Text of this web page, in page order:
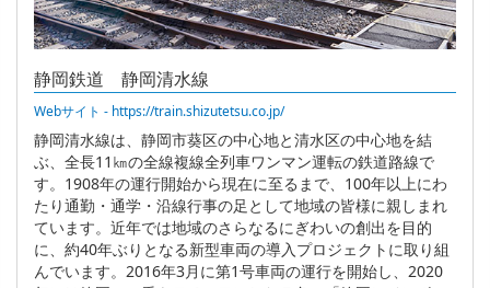
静岡鉄道 静岡清水線
Webサイト - https://train.shizutetsu.co.jp/
静岡清水線は、静岡市葵区の中心地と清水区の中心地を結
ぶ、全長11㎞の全線複線全列車ワンマン運転の鉄道路線で
す。1908年の運行開始から現在に至るまで、100年以上にわ
たり通勤・通学・沿線行事の足として地域の皆様に親しまれ
ています。近年では地域のさらなるにぎわいの創出を目的
に、約40年ぶりとなる新型車両の導入プロジェクトに取り組
んでいます。2016年3月に第1号車両の運行を開始し、2020